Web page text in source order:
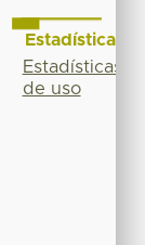
Estadísticas
Estadísticas
de uso